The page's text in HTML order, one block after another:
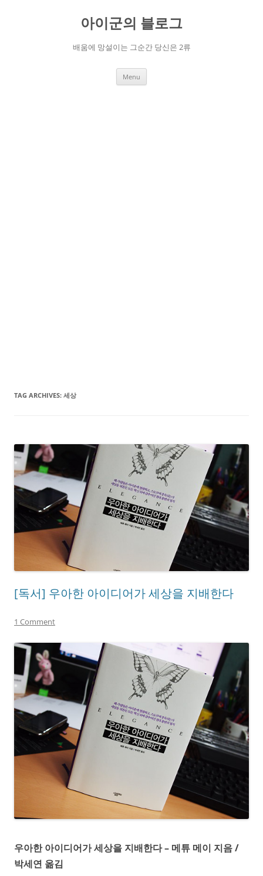
아이군의 블로그
배움에 망설이는 그순간 당신은 2류
Menu
TAG ARCHIVES: 세상
[독서] 우아한 아이디어가 세상을 지배한다
1 Comment
우아한 아이디어가 세상을 지배한다 – 메튜 메이 지음 /
박세연 옮김